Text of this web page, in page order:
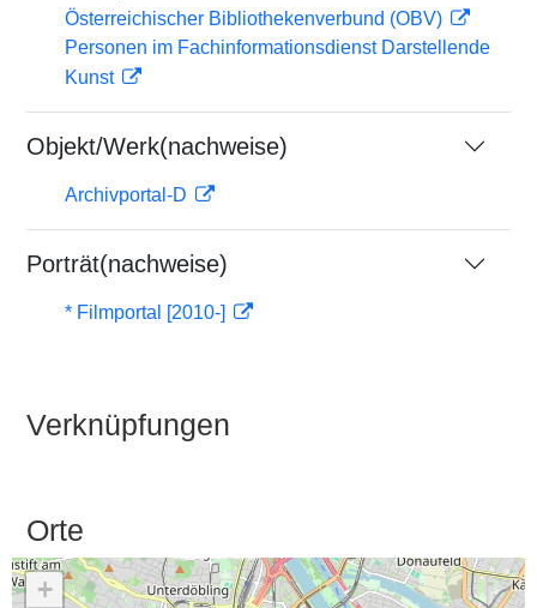
Österreichischer Bibliothekenverbund (OBV)
Personen im Fachinformationsdienst Darstellende
Kunst
Objekt/Werk(nachweise)
Archivportal-D
Porträt(nachweise)
* Filmportal [2010-]
Verknüpfungen
Orte
+